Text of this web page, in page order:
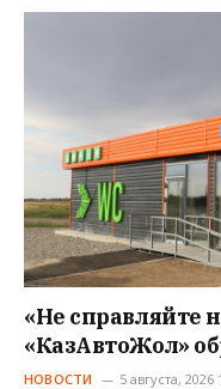
«Не справляйте
«КазАвтоЖол»
НОВОСТИ 5 августа, 2026